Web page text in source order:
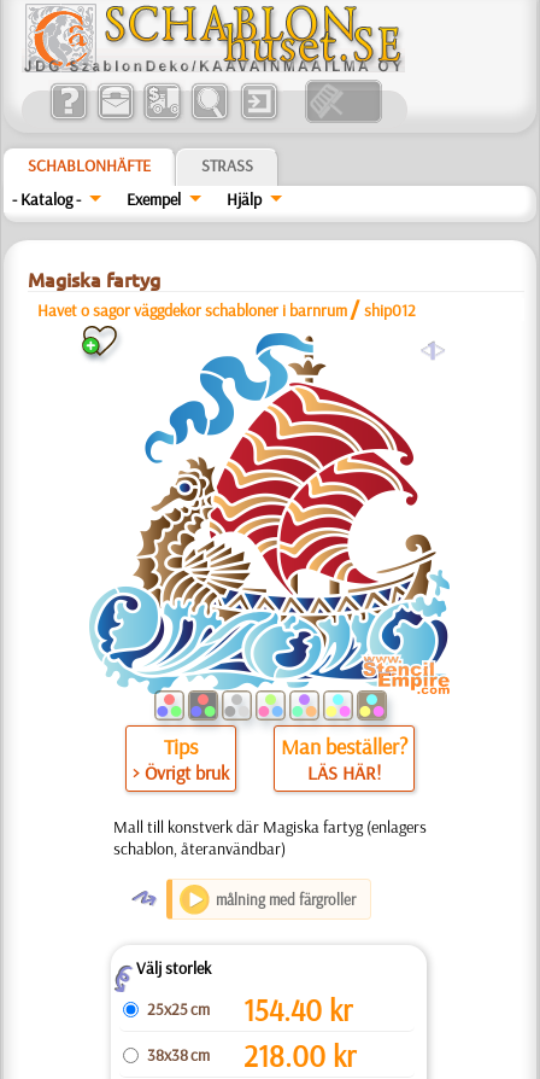
SCHABLONHÄFTE
STRASS
- Katalog -
Exempel Hjälp
Magiska fartyg
Havet o sagor väggdekor schabloner i barnrum /ship012
a
Tips
> Övrigt bruk
Man beställer?
LÄS HÄR!
Mall till konstverk där Magiska fartyg (enlagers
schablon, återanvändbar)
O målning med färgroller
ZVälj storlek
25x25 cm
154.40 kr
38x38 cm 218.00 kr